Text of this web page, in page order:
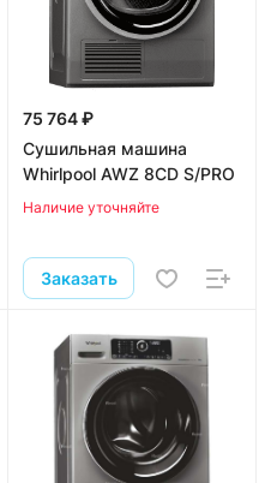
75 764 ₽
Сушильная машина
Whirlpool AWZ 8CD S/PRO
Наличие уточняйте
Заказать